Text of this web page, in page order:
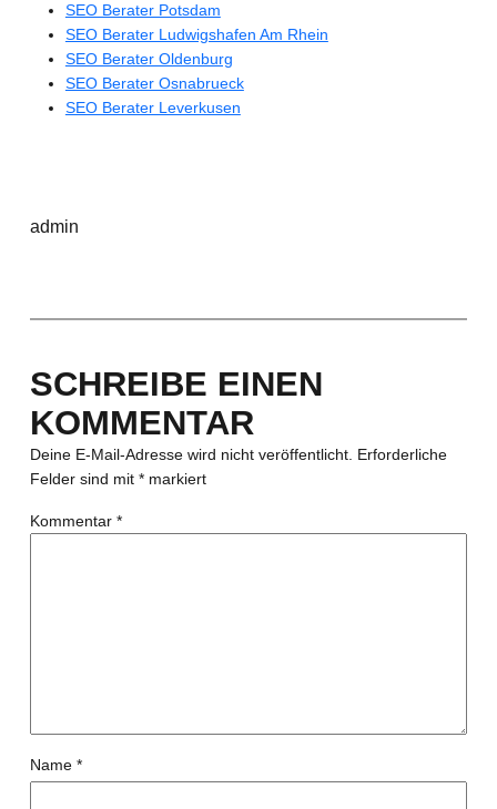
SEO Berater Potsdam
SEO Berater Ludwigshafen Am Rhein
SEO Berater Oldenburg
SEO Berater Osnabrueck
SEO Berater Leverkusen
admin
SCHREIBE EINEN
KOMMENTAR
Deine E-Mail-Adresse wird nicht veröffentlicht. Erforderliche
Felder sind mit *markiert
Kommentar *
Name *